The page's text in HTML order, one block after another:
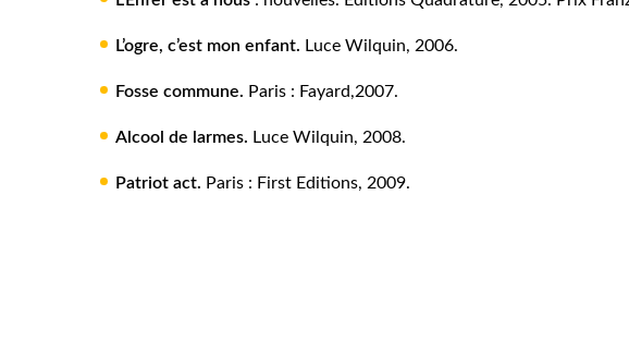
L’ogre, c’est mon enfant. Luce Wilquin, 2006.
Fosse commune. Paris : Fayard,2007.
Alcool de larmes. Luce Wilquin, 2008.
Patriot act. Paris : First Editions, 2009.